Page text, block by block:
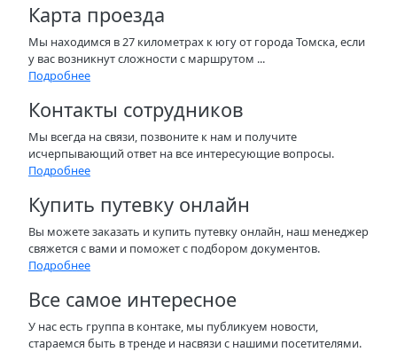
Карта проезда
Мы находимся в 27 километрах к югу от города Томска, если
у вас возникнут сложности с маршрутом ...
Подробнее
Контакты сотрудников
Мы всегда на связи, позвоните к нам и получите
исчерпывающий ответ на все интересующие вопросы.
Подробнее
Купить путевку онлайн
Вы можете заказать и купить путевку онлайн, наш менеджер
свяжется с вами и поможет с подбором документов.
Подробнее
Все самое интересное
У нас есть группа в контаке, мы публикуем новости,
стараемся быть в тренде и насвязи с нашими посетителями.